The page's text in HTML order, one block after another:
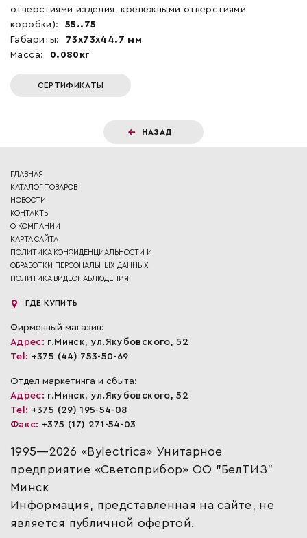
отверстиями изделия, крепежными отверстиями
коробки):
55..75
Габариты:
73x73x44.7 мм
Масса:
0.080кг
СЕРТИФИКАТЫ
НАЗАД
ГЛАВНАЯ
КАТАЛОГ ТОВАРОВ
НОВОСТИ
КОНТАКТЫ
О КОМПАНИИ
КАРТА САЙТА
ПОЛИТИКА КОНФИДЕНЦИАЛЬНОСТИ И
ОБРАБОТКИ ПЕРСОНАЛЬНЫХ ДАННЫХ
ПОЛИТИКА ВИДЕОНАБЛЮДЕНИЯ
ГДЕ КУПИТЬ
Фирменный магазин:
Адрес: г.Минск, ул.Якубовского, 52
Tel: +375 (44) 753-50-69
Отдел маркетинга и сбыта:
Адрес: г.Минск, ул.Якубовского, 52
Tel: +375 (29) 195-54-08
Факс: +375 (17) 271-54-03
1995—2026 «Bylectrica» Унитарное
предприятие «Светоприбор» ОО "БелТИЗ"
Минск
Информация, представленная на сайте, не
является публичной офертой.